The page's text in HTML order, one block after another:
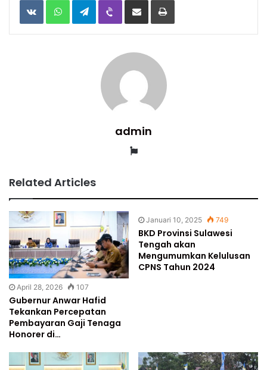
VKontakteWhatsAppTelegramViber Share
Email
Print
admin
Website
Related Articles
April 28, 2026 107
Gubernur Anwar Hafid
Tekankan Percepatan
Pembayaran Gaji Tenaga
Honorer di…
Januari 10, 2025 749
BKD Provinsi Sulawesi
Tengah akan
Mengumumkan Kelulusan
CPNS Tahun 2024